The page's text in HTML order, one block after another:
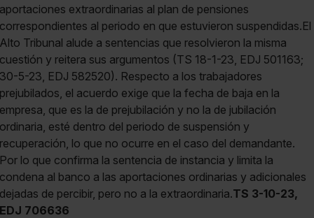
aportaciones extraordinarias al plan de pensiones
correspondientes al periodo en que estuvieron suspendidas.El
Alto Tribunal alude a sentencias que resolvieron la misma
cuestión y reitera sus argumentos (TS 18-1-23, EDJ 501163;
30-5-23, EDJ 582520). Respecto a los trabajadores
prejubilados, el acuerdo exige que la fecha de baja en la
empresa, que es la de prejubilación y no la de jubilación
ordinaria, esté dentro del periodo de suspensión y
recuperación, lo que no ocurre en el caso del demandante.
Por lo que confirma la sentencia de instancia y limita la
condena al banco a las aportaciones ordinarias y adicionales
dejadas de percibir, pero no a la extraordinaria.TS 3-10-23,
EDJ 706636